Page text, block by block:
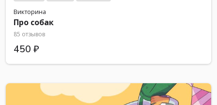
Викторина
Про собак
85 отзывов
450 ₽